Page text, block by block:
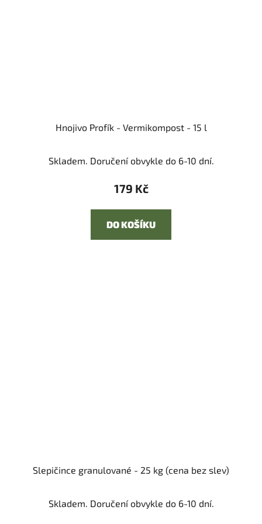
Hnojivo Profík - Vermikompost - 15 l
Skladem. Doručení obvykle do 6-10 dní.
179 Kč
DO KOŠÍKU
Slepičince granulované - 25 kg (cena bez slev)
Skladem. Doručení obvykle do 6-10 dní.